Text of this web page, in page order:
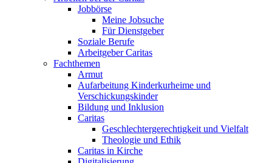
Jobbörse
Meine Jobsuche
Für Dienstgeber
Soziale Berufe
Arbeitgeber Caritas
Fachthemen
Armut
Aufarbeitung Kinderkurheime und
Verschickungskinder
Bildung und Inklusion
Caritas
Geschlechtergerechtigkeit und Vielfalt
Theologie und Ethik
Caritas in Kirche